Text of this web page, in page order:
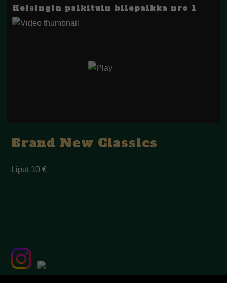
Helsingin palkituin bilepaikka nro 1
Brand New Classics
Liput 10 €